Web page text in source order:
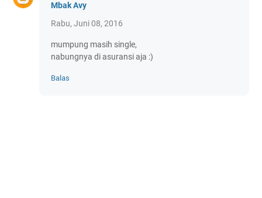
Mbak Avy
Rabu, Juni 08, 2016
mumpung masih single,
nabungnya di asuransi aja :)
Balas